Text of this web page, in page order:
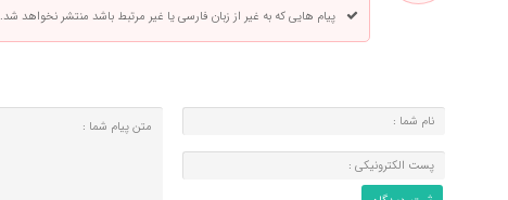
پیام هایی که به غیر از زبان فارسی یا غیر مرتبط باشد منتشر نخواهد شد.